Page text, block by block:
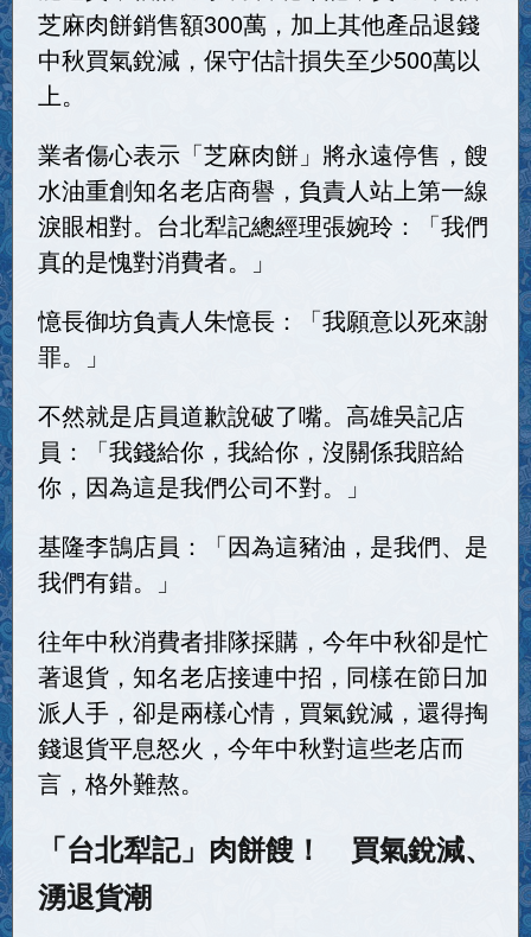
芝麻肉餅銷售額300萬，加上其他產品退錢
中秋買氣銳減，保守估計損失至少500萬以
上。
業者傷心表示「芝麻肉餅」將永遠停售，餿
水油重創知名老店商譽，負責人站上第一線
淚眼相對。台北犁記總經理張婉玲：「我們
真的是愧對消費者。」
憶長御坊負責人朱憶長：「我願意以死來謝
罪。」
不然就是店員道歉說破了嘴。高雄吳記店
員：「我錢給你，我給你，沒關係我賠給
你，因為這是我們公司不對。」
基隆李鵠店員：「因為這豬油，是我們、是
我們有錯。」
往年中秋消費者排隊採購，今年中秋卻是忙
著退貨，知名老店接連中招，同樣在節日加
派人手，卻是兩樣心情，買氣銳減，還得掏
錢退貨平息怒火，今年中秋對這些老店而
言，格外難熬。
「台北犁記」肉餅餿！ 買氣銳減、
湧退貨潮